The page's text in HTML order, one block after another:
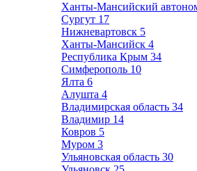
Ханты-Мансийский
Сургут 17
Нижневартовск 5
Ханты-Мансийск 4
Республика Крым 34
Симферополь 10
Ялта 6
Алушта 4
Владимирская область 34
Владимир 14
Ковров 5
Муром 3
Ульяновская область 30